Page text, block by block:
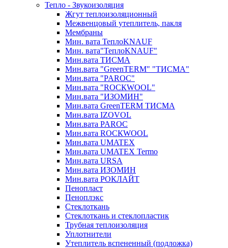
Тепло - Звукоизоляция
Жгут теплоизоляционный
Межвенцовый утеплитель, пакля
Мембраны
Мин. вата ТеплоKNAUF
Мин. вата"ТеплоKNAUF"
Мин.вата ТИСМА
Мин.вата "GreenTERM" "ТИСМА"
Мин.вата "PAROC"
Мин.вата "ROCКWOOL"
Мин.вата "ИЗОМИН"
Мин.вата GreenTERM ТИСМА
Мин.вата IZOVOL
Мин.вата PAROC
Мин.вата ROCКWOOL
Мин.вата UMATEX
Мин.вата UMATEX Termo
Мин.вата URSA
Мин.вата ИЗОМИН
Мин.вата РОКЛАЙТ
Пенопласт
Пеноплэкс
Стеклоткань
Стеклоткань и стеклопластик
Трубная теплоизоляция
Уплотнители
Утеплитель вспененный (подложка)